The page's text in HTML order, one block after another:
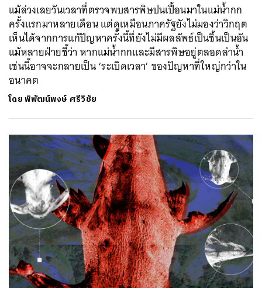
แม้ล่วงเลยวันเวลาที่ตรวจพบสารพิษปนเปื้อนมาในแม่น้ำกก
ครั้งแรกมาหลายเดือน แต่ดูเหมือนภาครัฐยังไม่มองว่าวิกฤต
เห็นได้จากการแก้ปัญหาครั้งนี้ที่ยังไม่มีผลลัพธ์เป็นชิ้นเป็นอัน
แม้หลายฝ่ายชี้ว่า หากแม่น้ำกกและมีสารพิษอยู่ตลอดลำน้ำ
เช่นนี้อาจจะกลายเป็น ‘ระเบิดเวลา’ ของปัญหาที่ใหญ่กว่าใน
อนาคต
โดยพิพัฒน์พงษ์ ศรีวิชัย